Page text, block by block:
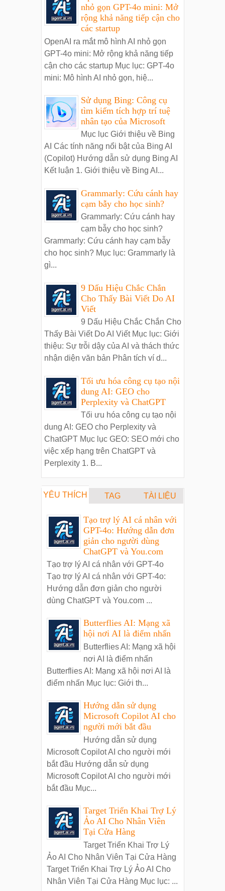
nhỏ gọn GPT-4o mini: Mở
rộng khả năng tiếp cận cho
các startup
OpenAI ra mắt mô hình AI nhỏ gọn
GPT-4o mini: Mở rộng khả năng tiếp
cận cho các startup Mục lục: GPT-4o
mini: Mô hình AI nhỏ gọn, hiệ...
Sử dụng Bing: Công cụ
tìm kiếm tích hợp trí tuệ
nhân tạo của Microsoft
Mục lục Giới thiệu về Bing
AI Các tính năng nổi bật của Bing AI
(Copilot) Hướng dẫn sử dụng Bing AI
Kết luận 1. Giới thiệu về Bing AI...
Grammarly: Cứu cánh hay
cạm bẫy cho học sinh?
Grammarly: Cứu cánh hay
cạm bẫy cho học sinh?
Grammarly: Cứu cánh hay cạm bẫy
cho học sinh? Mục lục: Grammarly là
gì...
9 Dấu Hiệu Chắc Chắn
Cho Thấy Bài Viết Do AI
Viết
9 Dấu Hiệu Chắc Chắn Cho
Thấy Bài Viết Do AI Viết Mục lục: Giới
thiệu: Sự trỗi dậy của AI và thách thức
nhận diện văn bản Phân tích ví d...
Tối ưu hóa công cụ tạo nội
dung AI: GEO cho
Perplexity và ChatGPT
Tối ưu hóa công cụ tạo nội
dung AI: GEO cho Perplexity và
ChatGPT Mục lục GEO: SEO mới cho
việc xếp hạng trên ChatGPT và
Perplexity 1. B...
YÊU THÍCH TAG TÀI LIỆU
Tạo trợ lý AI cá nhân với
GPT-4o: Hướng dẫn đơn
giản cho người dùng
ChatGPT và You.com
Tạo trợ lý AI cá nhân với GPT-4o
Tạo trợ lý AI cá nhân với GPT-4o:
Hướng dẫn đơn giản cho người
dùng ChatGPT và You.com ...
Butterflies AI: Mạng xã
hội nơi AI là điểm nhấn
Butterflies AI: Mạng xã hội
nơi AI là điểm nhấn
Butterflies AI: Mạng xã hội nơi AI là
điểm nhấn Mục lục: Giới th...
Hướng dẫn sử dụng
Microsoft Copilot AI cho
người mới bắt đầu
Hướng dẫn sử dụng
Microsoft Copilot AI cho người mới
bắt đầu Hướng dẫn sử dụng
Microsoft Copilot AI cho người mới
bắt đầu Mục...
Target Triển Khai Trợ Lý
Ảo AI Cho Nhân Viên
Tại Cửa Hàng
Target Triển Khai Trợ Lý
Ảo AI Cho Nhân Viên Tại Cửa Hàng
Target Triển Khai Trợ Lý Ảo AI Cho
Nhân Viên Tại Cửa Hàng Mục lục: ...